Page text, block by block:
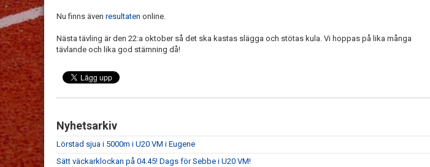
Nu finns även resultaten online.
Nästa tävling är den 22:a oktober så det ska kastas slägga och stötas kula. Vi hoppas på lika många
tävlande och lika god stämning då!
Nyhetsarkiv
Lörstad sjua i 5000m i U20 VM i Eugene
Sätt väckarklockan på 04.45! Dags för Sebbe i U20 VM!